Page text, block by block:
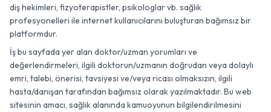
diş hekimleri, fizyoterapistler, psikologlar vb. sağlık
profesyonelleri ile internet kullanıcılarını buluşturan bağımsız bir
platformdur.
İş bu sayfada yer alan doktor/uzman yorumları ve
değerlendirmeleri, ilgili doktorun/uzmanın doğrudan veya dolaylı
emri, talebi, önerisi, tavsiyesi ve/veya ricası olmaksızın, ilgili
hasta/danışan tarafından bağımsız olarak yazılmaktadır. Bu web
sitesinin amacı, sağlık alanında kamuoyunun bilgilendirilmesini